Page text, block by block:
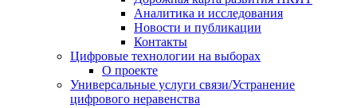
Аналитика и исследования
Новости и публикации
Контакты
Цифровые технологии на выборах
О проекте
Универсальные услуги связи/Устранение
цифрового неравенства